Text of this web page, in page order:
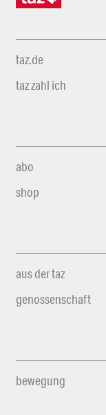
taz.de
taz zahl ich
abo
shop
aus der taz
genossenschaft
bewegung